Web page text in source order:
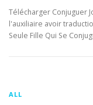
Télécharger Conjuguer
l'auxiliaire avoir
Seule Fille Qui Se
ALL